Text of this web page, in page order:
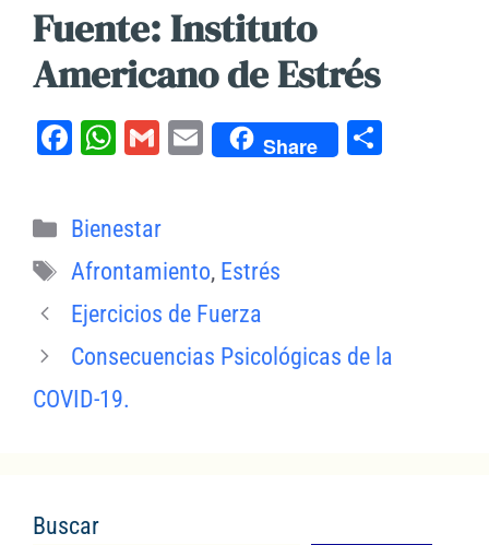
Fuente: Instituto
Americano de Estrés
F
c
e
b
o
o
k
W
s
A
p
p
G
l
E
m
Share
ir
Categorías
Bienestar
Etiquetas
Afrontamiento, Estrés
Ejercicios de Fuerza
Consecuencias Psicológicas de la
COVID-19.
Buscar